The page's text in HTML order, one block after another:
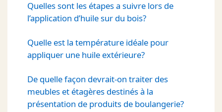
Quelles sont les étapes a suivre lors de
l’application d’huile sur du bois?
Quelle est la température idéale pour
appliquer une huile extérieure?
De quelle façon devrait-on traiter des
meubles et étagères destinés à la
présentation de produits de boulangerie?